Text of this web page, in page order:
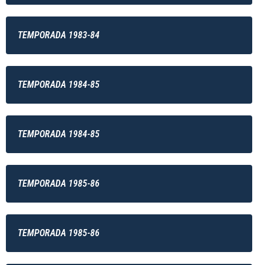
TEMPORADA 1983-84
TEMPORADA 1984-85
TEMPORADA 1984-85
TEMPORADA 1985-86
TEMPORADA 1985-86